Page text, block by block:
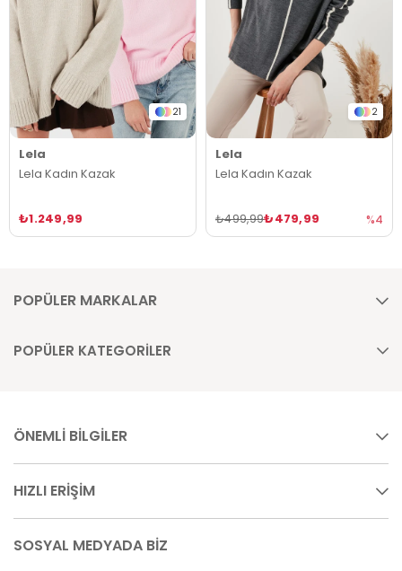
21
Lela
Lela Kadın Kazak
₺1.249,99
2
Lela
Lela Kadın Kazak
₺479,99
₺499,99 %4
POPÜLER MARKALAR
POPÜLER KATEGORİLER
ÖNEMLİ BİLGİLER
HIZLI ERİŞİM
SOSYAL MEDYADA BİZ